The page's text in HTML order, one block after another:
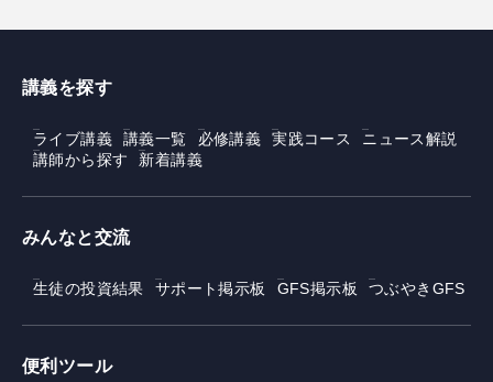
講義を探す
ライブ講義 講義一覧 必修講義 実践コース
ニュース解説
講師から探す
新着講義
みんなと交流
生徒の投資結果 サポート掲示板 GFS掲示板 つぶやきGFS
便利ツール